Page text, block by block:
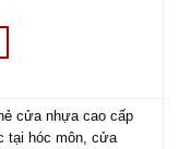
cửa nhựa cao cấp
tại hóc môn ,cửa